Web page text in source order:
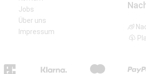
Jobs
Über uns
Impressum